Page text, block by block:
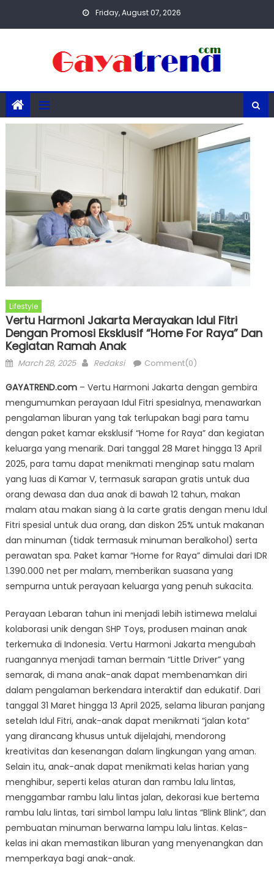
Friday, August 07, 2026
Lifestyle
Vertu Harmoni Jakarta Merayakan Idul Fitri
Dengan Promosi Eksklusif “Home For Raya” Dan
Kegiatan Ramah Anak
Posted
March 28, 2025 Author
Redaksi Comment(0)
GAYATREND.com– Vertu Harmoni Jakarta dengan gembira
mengumumkan perayaan Idul Fitri spesialnya, menawarkan
pengalaman liburan yang tak terlupakan bagi para tamu
dengan paket kamar eksklusif “Home for Raya” dan kegiatan
keluarga yang menarik. Dari tanggal 28 Maret hingga 13 April
2025, para tamu dapat menikmati menginap satu malam
yang luas di Kamar V, termasuk sarapan gratis untuk dua
orang dewasa dan dua anak di bawah 12 tahun, makan
malam atau makan siang à la carte gratis dengan menu Idul
Fitri spesial untuk dua orang, dan diskon 25% untuk makanan
dan minuman (tidak termasuk minuman beralkohol) serta
perawatan spa. Paket kamar “Home for Raya” dimulai dari IDR
1.390.000 net per malam, memberikan suasana yang
sempurna untuk perayaan keluarga yang penuh sukacita.
Perayaan Lebaran tahun ini menjadi lebih istimewa melalui
kolaborasi unik dengan SHP Toys, produsen mainan anak
terkemuka di Indonesia. Vertu Harmoni Jakarta mengubah
ruangannya menjadi taman bermain “Little Driver” yang
semarak, di mana anak-anak dapat membenamkan diri
dalam pengalaman berkendara interaktif dan edukatif. Dari
tanggal 31 Maret hingga 13 April 2025, selama liburan panjang
setelah Idul Fitri, anak-anak dapat menikmati “jalan kota”
yang dirancang khusus untuk dijelajahi, mendorong
kreativitas dan kesenangan dalam lingkungan yang aman.
Selain itu, anak-anak dapat menikmati kelas harian yang
menghibur, seperti kelas aturan dan rambu lalu lintas,
menggambar rambu lalu lintas jalan, dekorasi kue bertema
rambu lalu lintas, tari simbol lampu lalu lintas “Blink Blink”, dan
pembuatan minuman berwarna lampu lalu lintas. Kelas-
kelas ini akan memastikan liburan yang menyenangkan dan
memperkaya bagi anak-anak.